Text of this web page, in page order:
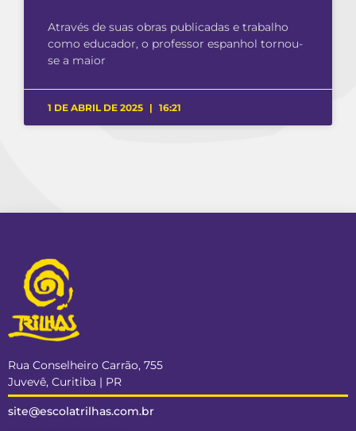
Através de suas obras publicadas e trabalho
como educador, o professor espanhol tornou-
se a maior
1 DE ABRIL DE 2025 16:21
Rua Conselheiro Carrão, 755
Juvevê, Curitiba | PR
site@escolatrilhas.com.br